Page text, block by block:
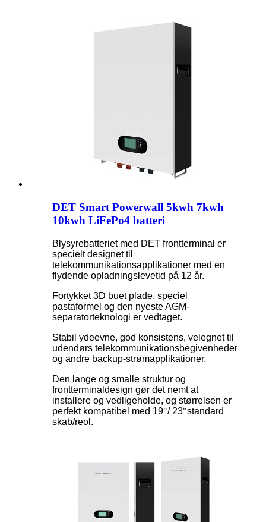
DET Smart Powerwall 5kwh 7kwh
10kwh LiFePo4 batteri
Blysyrebatteriet med DET frontterminal er
specielt designet til
telekommunikationsapplikationer med en
flydende opladningslevetid på 12 år.
Fortykket 3D buet plade, speciel
pastaformel og den nyeste AGM-
separatorteknologi er vedtaget.
Stabil ydeevne, god konsistens, velegnet til
udendørs telekommunikationsbegivenheder
og andre backup-strømapplikationer.
Den lange og smalle struktur og
frontterminaldesign gør det nemt at
installere og vedligeholde, og størrelsen er
perfekt kompatibel med 19"/ 23"standard
skab/reol.